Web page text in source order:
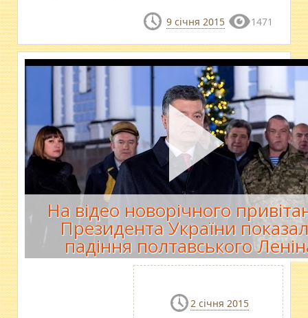
9 січня 2015 1471
На відео новорічного
Президента України
падіння полтавського
2 січня 2015